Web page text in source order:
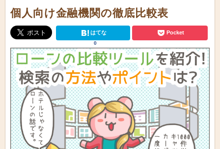
個人向け金融機関の徹底比較表
はてな
0
Pocket